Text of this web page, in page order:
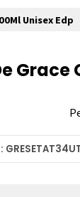
Unisex Edp
Grace